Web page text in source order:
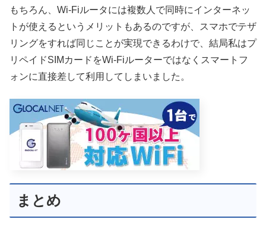
もちろん、Wi-Fiルータには複数人で同時にインターネッ
トが使えるというメリットもあるのですが、スマホでテザ
リングをすれば同じことが実現できるわけで、結局私はプ
リペイドSIMカードをWi-Fiルーターではなくスマートフ
ォンに直接差して利用してしまいました。
まとめ